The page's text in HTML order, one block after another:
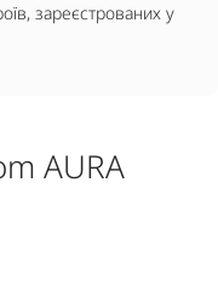
зареєстрованих у
AURA